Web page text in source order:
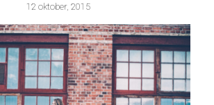
12 oktober, 2015